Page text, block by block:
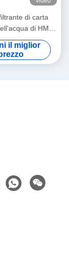
di carta
di HME
della sostanza
10mm-600mm
il miglior